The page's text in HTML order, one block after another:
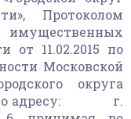
Протоколом
от 11.02.2015 по
Московской
округа
по адресу: г.